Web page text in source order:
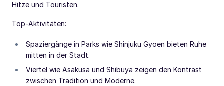
Hitze und Touristen.
Top-Aktivitäten:
Spaziergänge in Parks wie Shinjuku Gyoen bieten Ruhe
mitten in der Stadt.
Viertel wie Asakusa und Shibuya zeigen den Kontrast
zwischen Tradition und Moderne.